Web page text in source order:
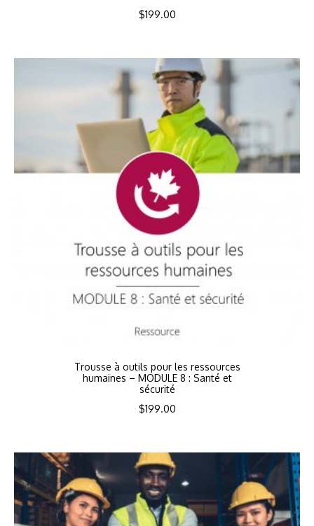
$199.00
Trousse à outils pour les ressources
humaines – MODULE 8 : Santé et
sécurité
$199.00